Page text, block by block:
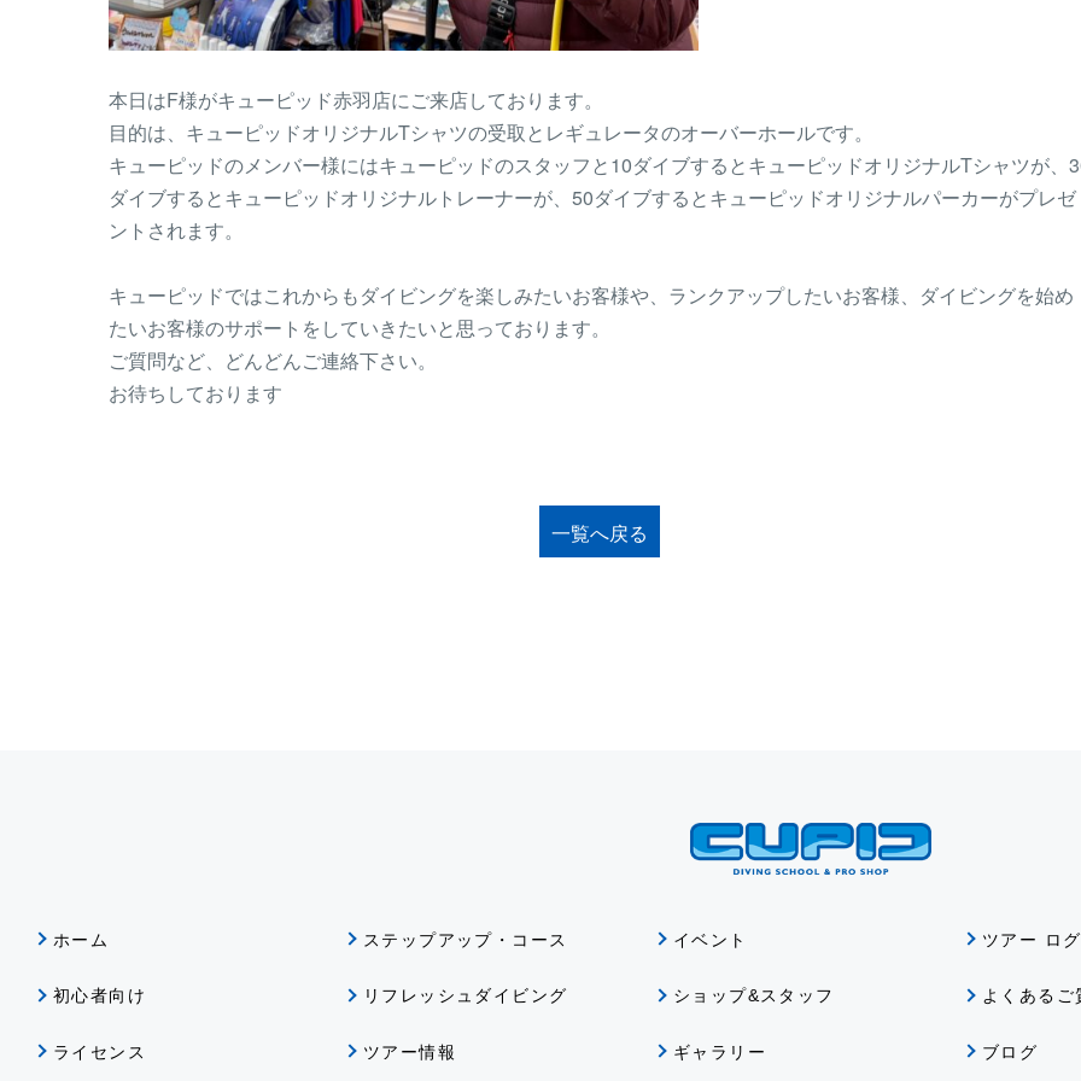
本日はF様がキューピッド赤羽店にご来店しております。
目的は、キューピッドオリジナルTシャツの受取とレギュレータのオーバーホールです。
キューピッドのメンバー様にはキューピッドのスタッフと10ダイブするとキューピッドオリジナルTシャツが、
ダイブするとキューピッドオリジナルトレーナーが、50ダイブするとキューピッドオリジナルパーカーがプレゼ
ントされます。
キューピッドではこれからもダイビングを楽しみたいお客様や、ランクアップしたいお客様、ダイビングを始め
たいお客様のサポートをしていきたいと思っております。
ご質問など、どんどんご連絡下さい。
お待ちしております
一覧へ戻る
ホーム
初心者向け
ライセンス
ステップアップ・コース
リフレッシュダイビング
ツアー情報
イベント
ショップ&スタッフ
ギャラリー
ツアー ログ
よくあるご
ブログ